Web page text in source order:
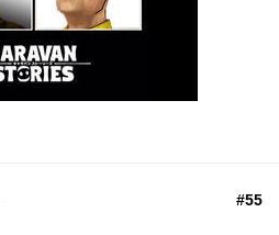
#55